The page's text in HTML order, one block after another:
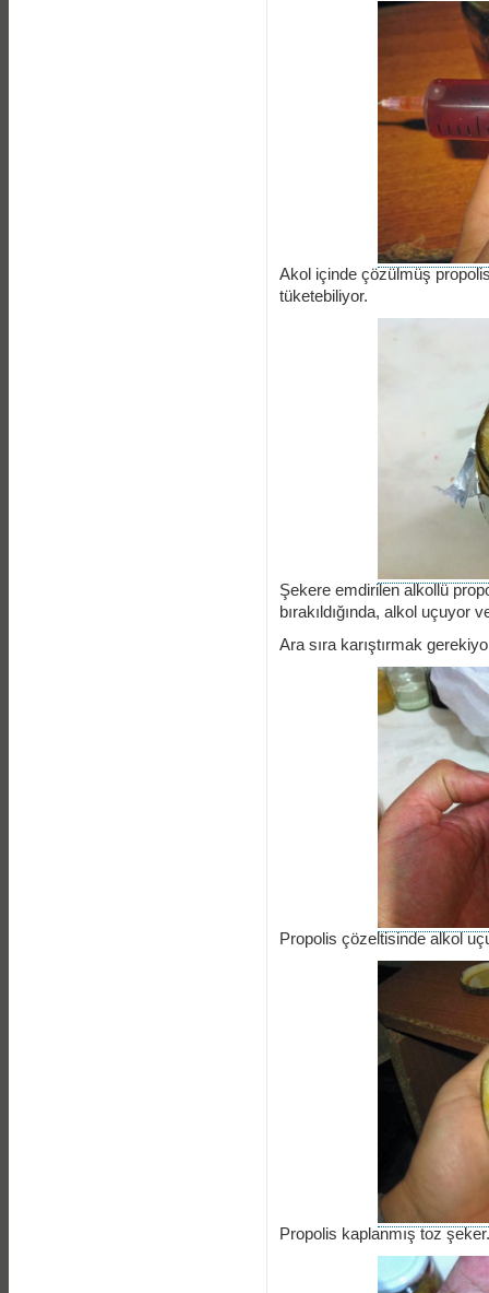
Akol içinde çözülmüş
tüketebiliyor.
Şekere emdirilen alkollü
bırakıldığında, alkol uçuyor
Ara sıra karıştırmak
Propolis çözeltisinde alkol
Propolis kaplanmış toz şeker.